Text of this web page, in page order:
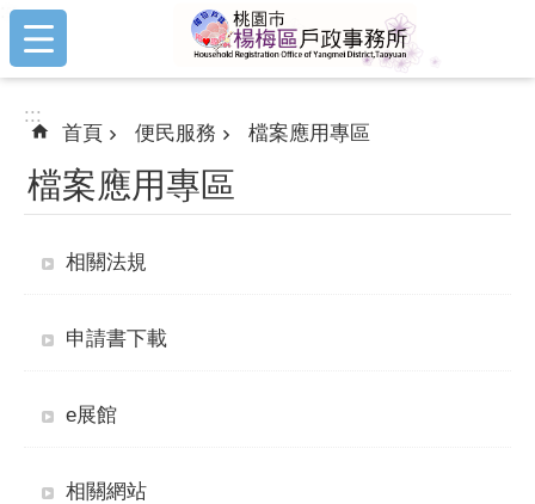
跳到主要內容區塊
:::
:::
首頁 便民服務 檔案應用專區
檔案應用專區
相關法規
申請書下載
e展館
相關網站